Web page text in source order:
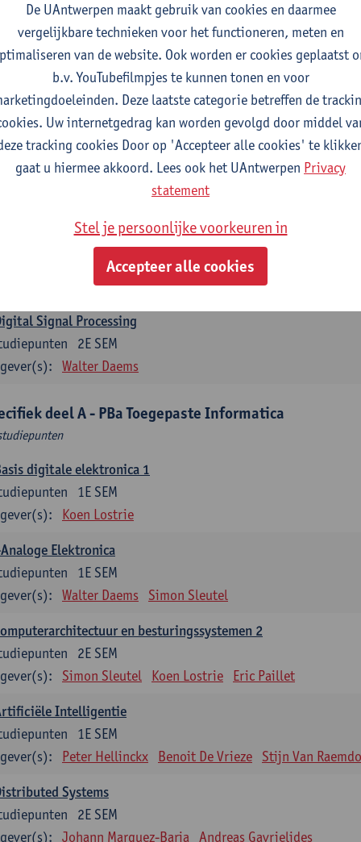
1E SEM
en beveiliging
1E SEM
Thomas Janssen Wout Van Uytsel Femke Wouters
Communication
2
1E SEM
Maarten Weyn Rafael Berkvens Rreze Halili
Signal Processing
2E SEM
Walter Daems
deel A - PBa Toegepaste Informatica
digitale elektronica 1
1E SEM
Koen Lostrie
Elektronica
1E SEM
Walter Daems Simon Sleutel
en besturingssystemen 2
2E SEM
Simon Sleutel Koen Lostrie Eric Paillet
Intelligentie
1E SEM
Peter Hellinckx Benoit De Vrieze Stijn Van
Systems
2E SEM
Johann Marquez-Barja Andreas Gavrielides
De UAntwerpen maakt gebruik van cookies en daarmee
vergelijkbare technieken voor het functioneren, meten en
van de website. Ook worden er cookies geplaatst
b.v. YouTubefilmpjes te kunnen tonen en voor
Deze laatste categorie betreffen de
Uw internetgedrag kan worden gevolgd door middel
tracking cookies Door op 'Accepteer alle cookies' te
gaat u hiermee akkoord. Lees ook het UAntwerpen Privacy
statement
Stel je persoonlijke voorkeuren in
Accepteer alle cookies